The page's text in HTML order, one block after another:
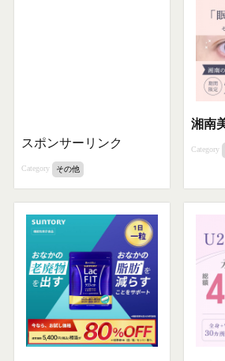
スポンサーリンク
Category その他
Category